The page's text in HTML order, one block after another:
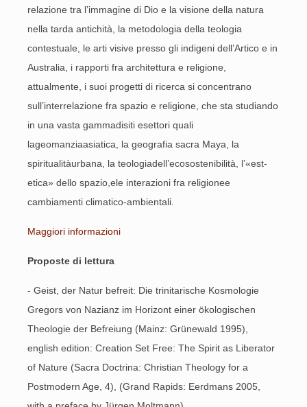
relazione tra l’immagine di Dio e la visione della natura
nella tarda antichità, la metodologia della teologia
contestuale, le arti visive presso gli indigeni dell’Artico e in
Australia, i rapporti fra architettura e religione,
attualmente, i suoi progetti di ricerca si concentrano
sull’interrelazione fra spazio e religione, che sta studiando
in una vasta gammadisiti esettori quali
lageomanziaasiatica, la geografia sacra Maya, la
spiritualitàurbana, la teologiadell’ecosostenibilità, l’«est-
etica» dello spazio,ele interazioni fra religionee
cambiamenti climatico-ambientali.
Maggiori informazioni
Proposte di lettura
- Geist, der Natur befreit: Die trinitarische Kosmologie
Gregors von Nazianz im Horizont einer ökologischen
Theologie der Befreiung (Mainz: Grünewald 1995),
english edition: Creation Set Free: The Spirit as Liberator
of Nature (Sacra Doctrina: Christian Theology for a
Postmodern Age, 4), (Grand Rapids: Eerdmans 2005,